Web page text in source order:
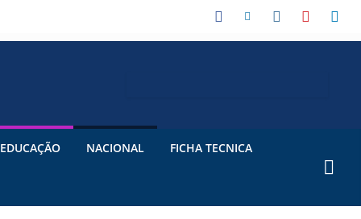
EDUCAÇÃO NACIONAL FICHA TECNICA